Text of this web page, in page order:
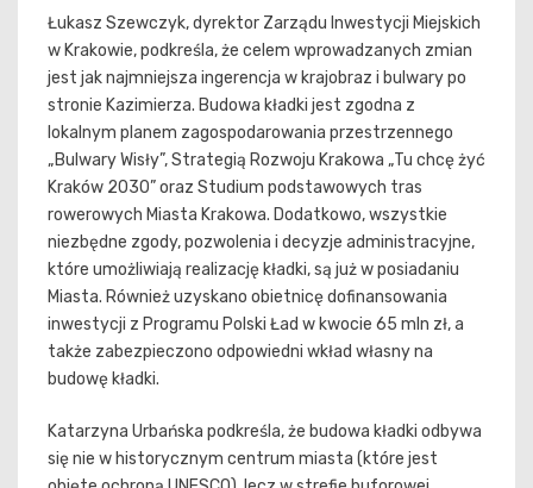
Łukasz Szewczyk, dyrektor Zarządu Inwestycji Miejskich
w Krakowie, podkreśla, że celem wprowadzanych zmian
jest jak najmniejsza ingerencja w krajobraz i bulwary po
stronie Kazimierza. Budowa kładki jest zgodna z
lokalnym planem zagospodarowania przestrzennego
„Bulwary Wisły”, Strategią Rozwoju Krakowa „Tu chcę żyć
Kraków 2030” oraz Studium podstawowych tras
rowerowych Miasta Krakowa. Dodatkowo, wszystkie
niezbędne zgody, pozwolenia i decyzje administracyjne,
które umożliwiają realizację kładki, są już w posiadaniu
Miasta. Również uzyskano obietnicę dofinansowania
inwestycji z Programu Polski Ład w kwocie 65 mln zł, a
także zabezpieczono odpowiedni wkład własny na
budowę kładki.
Katarzyna Urbańska podkreśla, że budowa kładki odbywa
się nie w historycznym centrum miasta (które jest